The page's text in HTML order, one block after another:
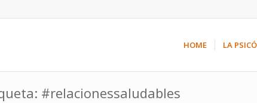
HOME LA
#relacionessaludables